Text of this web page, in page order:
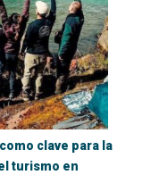
clave para la
turismo en